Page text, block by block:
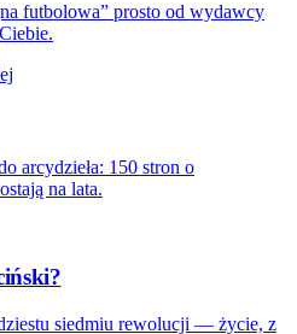
futbolowa” prosto od wydawcy
arcydzieła: 150 stron o
na lata.
siedmiu rewolucji — życie, z